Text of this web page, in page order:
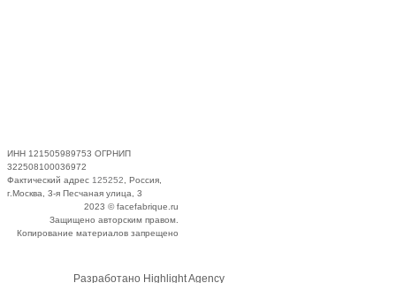
ИНН 121505989753 ОГРНИП
322508100036972
Фактический адрес 125252 , Россия,
г.Москва, 3-я Песчаная улица, 3
2023 © facefabrique.ru
Защищено авторским правом.
Копирование материалов запрещено
Разработано Highlight Agency